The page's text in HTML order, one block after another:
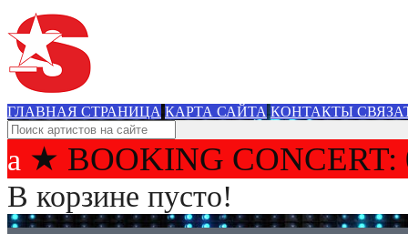
ГЛАВНАЯ СТРАНИЦА КАРТА САЙТА КОНТАКТЫ
★ BOOKING
В корзине пусто!